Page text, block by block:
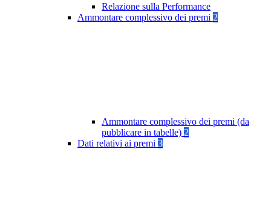
Relazione sulla Performance
Ammontare complessivo dei premi 2
Ammontare complessivo dei premi (da
pubblicare in tabelle) 2
Dati relativi ai premi 3